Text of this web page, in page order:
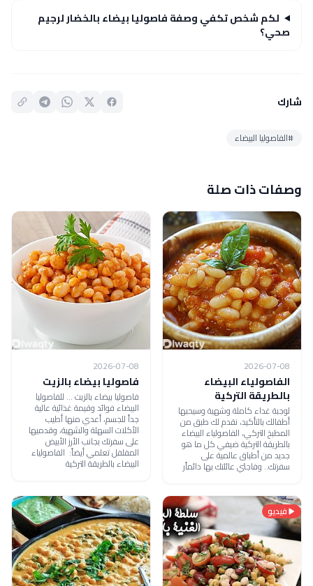
لكم شخص تكفي وصفة فاصوليا بيضاء بالخضار لرجيم
صحي؟
شارك
#الفاصوليا البيضاء
وصفات ذات صلة
2026-07-08
الفاصولياء البيضاء
بالطريقة التركية
لوجبة غداء كاملة وشهية وسيحبها
أطفالك بالتأكيد، نقدم لك طبق من
المطبخ التركي، الفاصولياء البيضاء
بالطريقة التركية ضيفي كل ما هو
جديد من أطباق عالمية على
سفرتك.. وفاجئي عائلتك بها دائماًر
2026-07-08
فاصوليا بيضاء بالزيت
فاصوليا بيضاء بالزيت ... للفاصوليا
البيضاء فوائد وقيمة غذائية عالية
جداً للجسم، أعدي منها أطيب
الأكلات السهلة والشهية، وقدميها
على سفرتك بجانب الأرز الأبيض
المفلفل تعلمي أيضاً: الفاصولياء
البيضاء بالطريقة التركية
فيديو